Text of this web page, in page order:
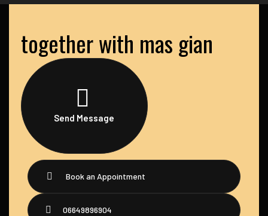
together with mas gian
Send Message
Book an Appointment
06649896904